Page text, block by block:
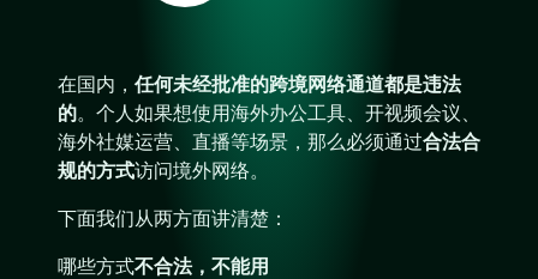
在国内， 任何未经批准的跨境网络通道都是违法
的。个人如果想使用海外办公工具、开视频会议、
海外社媒运营、直播等场景，那么必须通过合法合
规的方式访问境外网络。
下面我们从两方面讲清楚：
哪些方式不合法，不能用